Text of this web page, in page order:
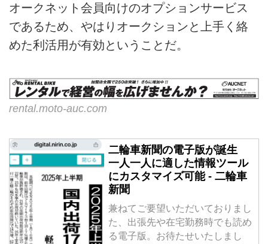
オークネット会員向けのオプションサービス
であるため、やはりオークションと上手く絡
めた利活用が有効ということだ。
rental.moto-auc.com
二輪車新聞の電子版が誕生
一人一人に適した情報ツール
にカスタマイズ可能 - 二輪車
新聞
兼ねてご要望いただいておりまし
た、出張先や在宅勤務時でも読め
る電子版。お待たせいたしまし